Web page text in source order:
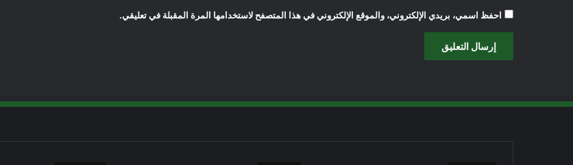
احفظ اسمي، بريدي الإلكتروني، والموقع الإلكتروني في هذا المتصفح لاستخدامها المرة المقبلة في تعليقي.